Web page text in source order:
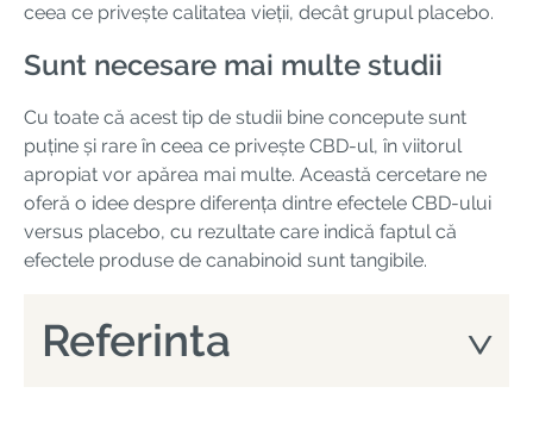
ceea ce privește calitatea vieții, decât grupul placebo.
Sunt necesare mai multe studii
Cu toate că acest tip de studii bine concepute sunt
puține și rare în ceea ce privește CBD-ul, în viitorul
apropiat vor apărea mai multe. Această cercetare ne
oferă o idee despre diferența dintre efectele CBD-ului
versus placebo, cu rezultate care indică faptul că
efectele produse de canabinoid sunt tangibile.
Referinta